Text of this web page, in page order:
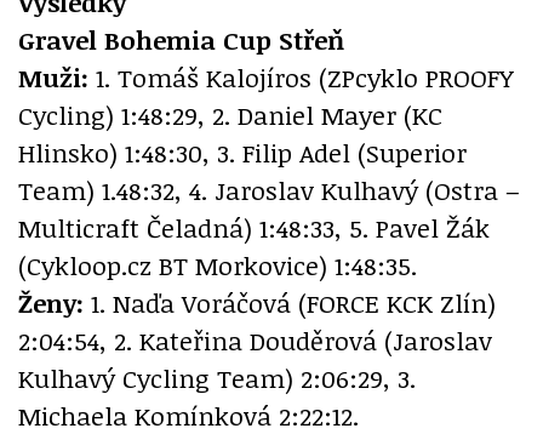
Gravel Bohemia Cup Střeň
Muži: 1. Tomáš Kalojíros (ZPcyklo PROOFY
Cycling) 1:48:29, 2. Daniel Mayer (KC
Hlinsko) 1:48:30, 3. Filip Adel (Superior
Team) 1.48:32, 4. Jaroslav Kulhavý (Ostra –
Multicraft Čeladná) 1:48:33, 5. Pavel Žák
(Cykloop.cz BT Morkovice) 1:48:35.
Ženy: 1. Naďa Voráčová (FORCE KCK Zlín)
2:04:54, 2. Kateřina Douděrová (Jaroslav
Kulhavý Cycling Team) 2:06:29, 3.
Michaela Komínková 2:22:12.